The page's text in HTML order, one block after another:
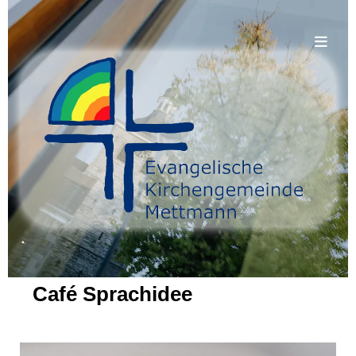
.
Café Sprachidee